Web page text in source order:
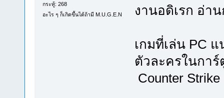
กระทู้: 268
อะไร ๆ ก็เกิดขึ้นได้ถ้ามี M.U.G.E.N
งานอดิเรก อ่า
เกมที่เล่น PC
ตัวละครในกา
Counter